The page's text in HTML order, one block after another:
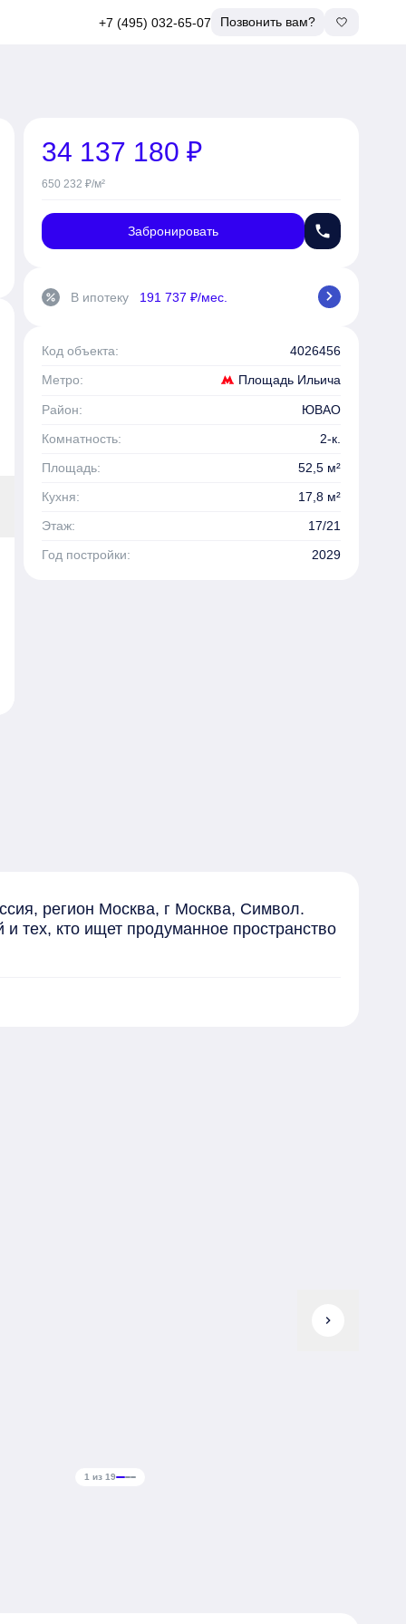
+7 (495) 032-65-07 Позвонить вам?
34 137 180 ₽
650 232 ₽/м²
Забронировать phone
percent В ипотеку 191 737 ₽/мес. chevron_right
Код объекта: 4026456
Метро: Площадь Ильича
Район:
ЮВАО
Комнатность:
2-к.
Площадь:
52,5 м²
Кухня:
17,8 м²
Этаж:
17/21
Год постройки:
2029
регион Москва, г Москва, Символ.
тех, кто ищет продуманное пространство
chevron_right
1 из 19